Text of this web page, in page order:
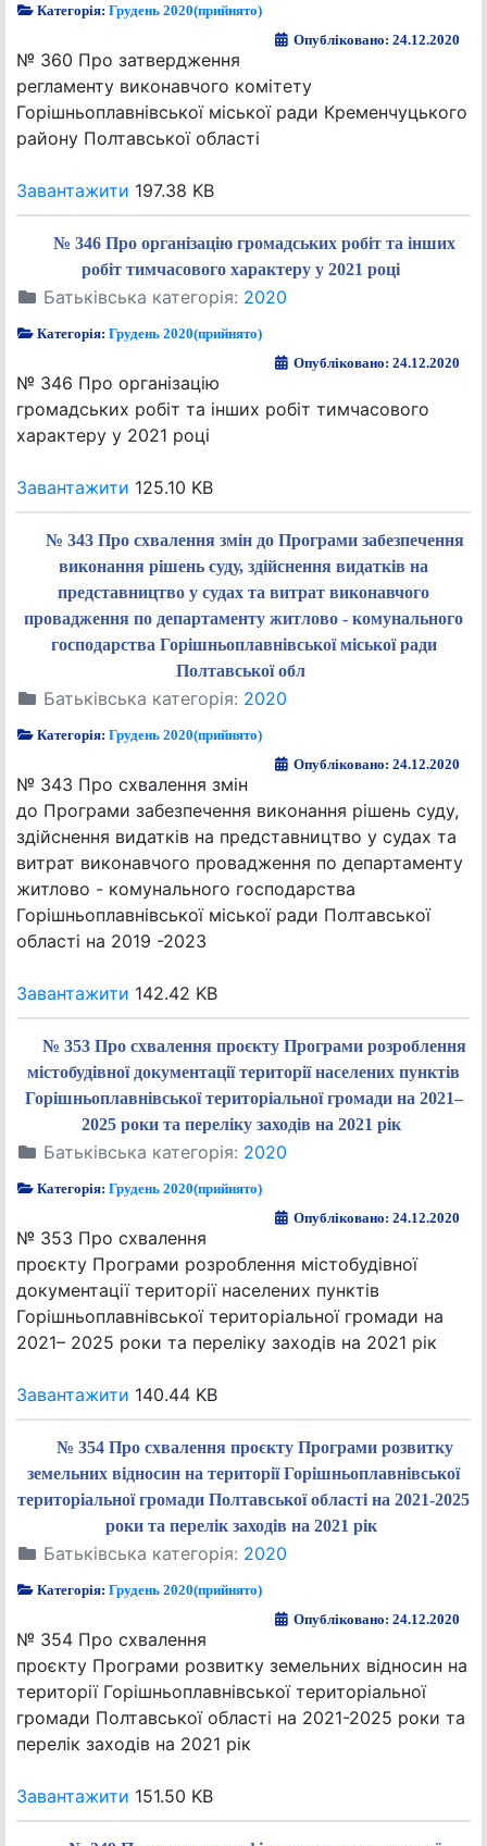
Категорія:Грудень 2020(прийнято)
Опубліковано: 24.12.2020
№ 360 Про затвердження
регламенту виконавчого комітету
Горішньоплавнівської міської ради Кременчуцького
району Полтавської області
Завантажити 197.38 KB
№ 346 Про організацію громадських робіт та інших
робіт тимчасового характеру у 2021 році
Батьківська категорія: 2020
Категорія:Грудень 2020(прийнято)
Опубліковано: 24.12.2020
№ 346 Про організацію
громадських робіт та інших робіт тимчасового
характеру у 2021 році
Завантажити 125.10 KB
№ 343 Про схвалення змін до Програми забезпечення
виконання рішень суду, здійснення видатків на
представництво у судах та витрат виконавчого
провадження по департаменту житлово - комунального
господарства Горішньоплавнівської міської ради
Полтавської обл
Батьківська категорія: 2020
Категорія:Грудень 2020(прийнято)
Опубліковано: 24.12.2020
№ 343 Про схвалення змін
до Програми забезпечення виконання рішень суду,
здійснення видатків на представництво у судах та
витрат виконавчого провадження по департаменту
житлово - комунального господарства
Горішньоплавнівської міської ради Полтавської
області на 2019 -2023
Завантажити 142.42 KB
№ 353 Про схвалення проєкту Програми розроблення
містобудівної документації території населених пунктів
Горішньоплавнівської територіальної громади на 2021–
2025 роки та переліку заходів на 2021 рік
Батьківська категорія: 2020
Категорія:Грудень 2020(прийнято)
Опубліковано: 24.12.2020
№ 353 Про схвалення
проєкту Програми розроблення містобудівної
документації території населених пунктів
Горішньоплавнівської територіальної громади на
2021– 2025 роки та переліку заходів на 2021 рік
Завантажити 140.44 KB
№ 354 Про схвалення проєкту Програми розвитку
земельних відносин на території Горішньоплавнівської
територіальної громади Полтавської області на 2021-2025
роки та перелік заходів на 2021 рік
Батьківська категорія: 2020
Категорія:Грудень 2020(прийнято)
Опубліковано: 24.12.2020
№ 354 Про схвалення
проєкту Програми розвитку земельних відносин на
території Горішньоплавнівської територіальної
громади Полтавської області на 2021-2025 роки та
перелік заходів на 2021 рік
Завантажити 151.50 KB